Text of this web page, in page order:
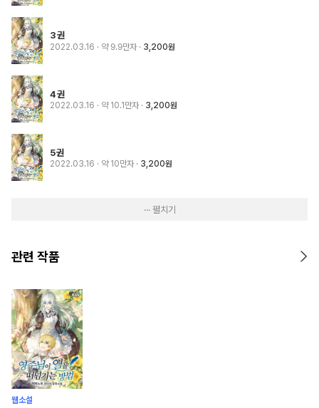
3권
2022.03.16 · 약 9.9만자 3,200원
4권
2022.03.16 · 약 10.1만자 3,200원
5권
2022.03.16 · 약 10만자 3,200원
··· 펼치기
관련 작품
웹소설